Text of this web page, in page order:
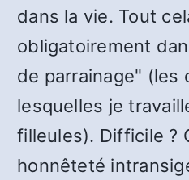
dans la vie. Tout
obligatoirement
de parrainage" (les
lesquelles je
filleules). Difficile ?
honnêteté